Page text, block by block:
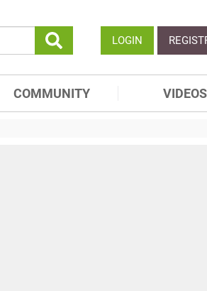
LOGIN
COMMUNITY VIDEOS